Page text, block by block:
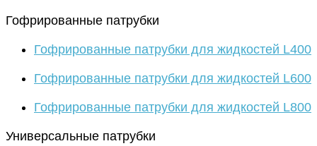
Гофрированные патрубки
Гофрированные патрубки для жидкостей L400
Гофрированные патрубки для жидкостей L600
Гофрированные патрубки для жидкостей L800
Универсальные патрубки